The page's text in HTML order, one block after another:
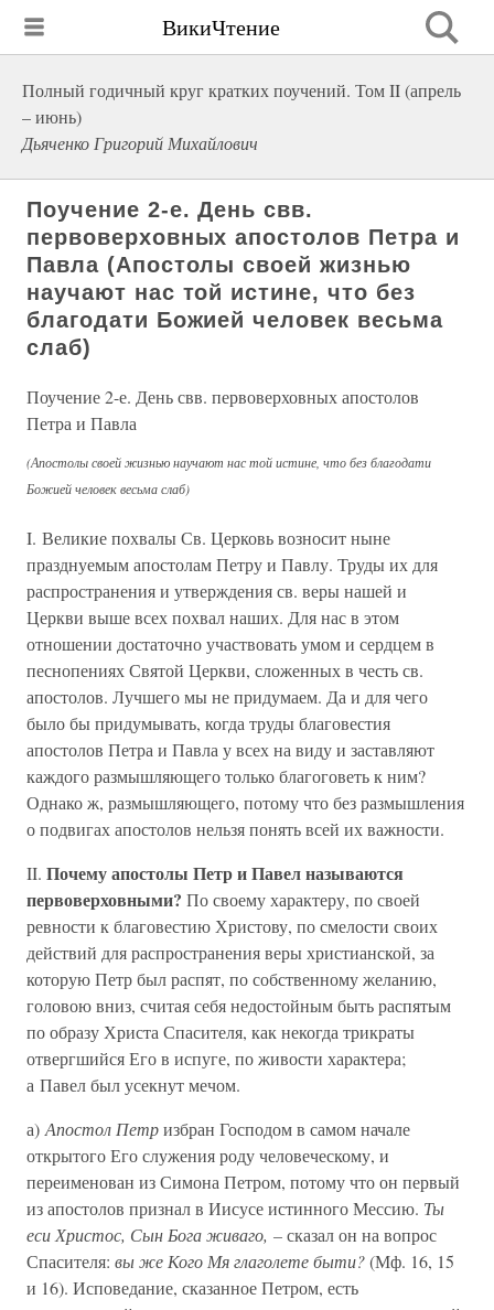
ВикиЧтение
Полный годичный круг кратких поучений. Том II (апрель
– июнь)
Дьяченко Григорий Михайлович
Поучение 2-е. День свв.
первоверховных апостолов Петра и
Павла (Апостолы своей жизнью
научают нас той истине, что без
благодати Божией человек весьма
слаб)
Поучение 2-е. День свв. первоверховных апостолов
Петра и Павла
(Апостолы своей жизнью научают нас той истине, что без благодати
Божией человек весьма слаб)
I. Великие похвалы Св. Церковь возносит ныне
празднуемым апостолам Петру и Павлу. Труды их для
распространения и утверждения св. веры нашей и
Церкви выше всех похвал наших. Для нас в этом
отношении достаточно участвовать умом и сердцем в
песнопениях Святой Церкви, сложенных в честь св.
апостолов. Лучшего мы не придумаем. Да и для чего
было бы придумывать, когда труды благовестия
апостолов Петра и Павла у всех на виду и заставляют
каждого размышляющего только благоговеть к ним?
Однако ж, размышляющего, потому что без размышления
о подвигах апостолов нельзя понять всей их важности.
II. Почему апостолы Петр и Павел называются
первоверховными? По своему характеру, по своей
ревности к благовестию Христову, по смелости своих
действий для распространения веры христианской, за
которую Петр был распят, по собственному желанию,
головою вниз, считая себя недостойным быть распятым
по образу Христа Спасителя, как некогда трикраты
отвергшийся Его в испуге, по живости характера;
а Павел был усекнут мечом.
а) Апостол Петризбран Господом в самом начале
открытого Его служения роду человеческому, и
переименован из Симона Петром, потому что он первый
из апостолов признал в Иисусе истинного Мессию. Ты
еси Христос, Сын Бога живаго, –сказал он на вопрос
Спасителя: вы же Кого Мя глаголете быти?(Мф. 16, 15
и 16). Исповедание, сказанное Петром, есть